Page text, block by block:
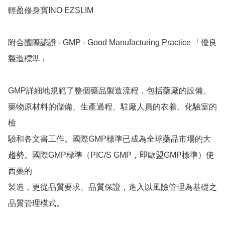
輕盈修身寶INO EZSLIM
附合國際認證 - GMP - Good Manufacturing Practice 「優良
製造標準」
GMP詳細地規範了整個藥品製造流程，包括藥廠的設備、
藥物原材料的儲備、生產過程、駐廠人員的衣着、化驗室的
檢
驗和各文書工作。國際GMP標準已成為全球藥品市場的大
趨勢。國際GMP標準（PIC/S GMP，即歐盟GMP標準）使
西藥的
製造，更從品質要求、品質保證，進入以風險管理為基礎之
品質管理模式。